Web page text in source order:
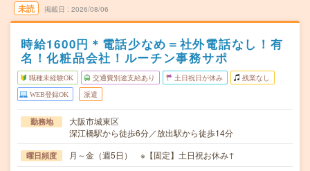
未読 掲載日 2026/08/06
時給1600円＊電話少なめ＝社外電話なし！有
名！化粧品会社！ルーチン事務サポ
職種未経験OK 交通費別途支給あり 土日祝日が休み 残業なし
WEB登録OK 派遣
勤務地
大阪市城東区
深江橋駅から徒歩6分／放出駅から徒歩14分
曜日頻度 月～金（週5日） ※【固定】土日祝お休み↑